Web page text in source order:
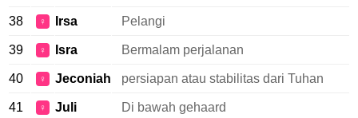
38 ♀ Irsa Pelangi
39 ♀ Isra Bermalam perjalanan
40 ♀ Jeconiah persiapan atau stabilitas dari Tuhan
41 ♀ Juli Di bawah gehaard